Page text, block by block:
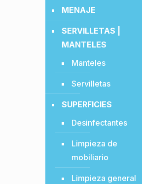
MENAJE
SERVILLETAS |
MANTELES
Manteles
Servilletas
SUPERFICIES
Desinfectantes
Limpieza de
mobiliario
Limpieza general